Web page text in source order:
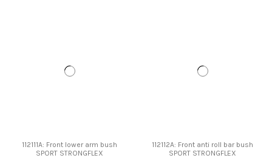
112111A: Front lower arm bush
SPORT STRONGFLEX
112112A: Front anti roll bar bush
SPORT STRONGFLEX